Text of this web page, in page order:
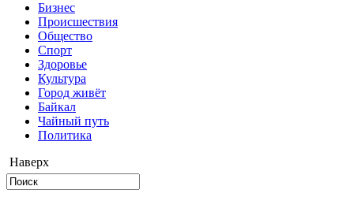
Бизнес
Происшествия
Общество
Cпорт
Здоровье
Культура
Город живёт
Байкал
Чайный путь
Политика
Наверх